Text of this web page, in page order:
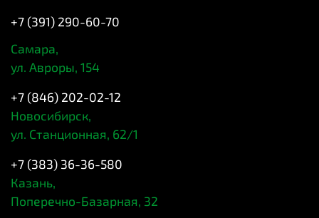
+7 (391) 290-60-70
Самара,
ул. Авроры, 154
+7 (846) 202-02-12
Новосибирск,
ул. Станционная, 62/1
+7 (383) 36-36-580
Казань,
Поперечно-Базарная, 32